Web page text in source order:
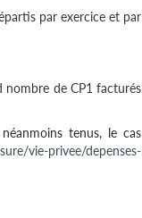
par exercice et par
nombre de CP1 facturés
tenus, le cas
vie-privee/depenses-